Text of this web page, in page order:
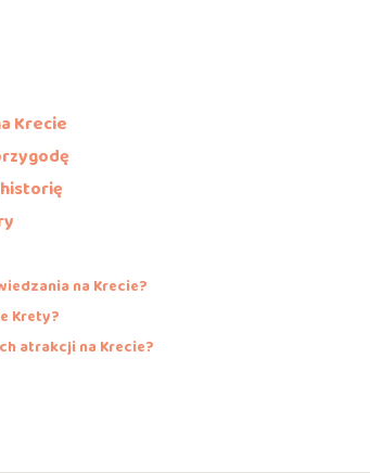
Krecie
na Krecie?
Krety?
atrakcji na Krecie?